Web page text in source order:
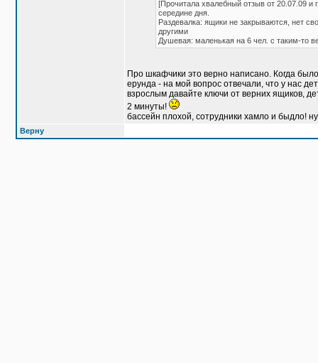
[Прочитала хвалебный отзыв от 20.07.09
середине дня.
Раздевалка: ящики не закрываются, нет
другими
Душевая: маленькая на 6 чел. с таким-то
Про шкафчики это верно написано. Когда
ерунда - на мой вопрос отвечали, что у нас
взрослым давайте ключи от верних ящиков,
2 минуты!
бассейн плохой, сотрудники хамло и быдло!
Верну